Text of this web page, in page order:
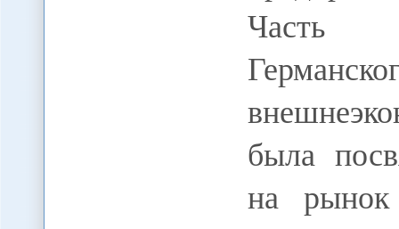
Часть
была
на рынок